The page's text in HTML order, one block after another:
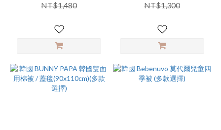
NT$1,480
NT$1,300